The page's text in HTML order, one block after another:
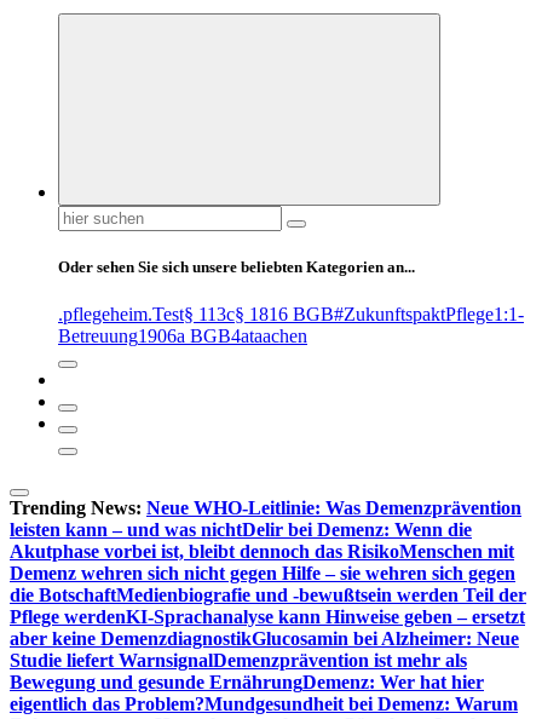
Suchen
nach:
Oder sehen Sie sich unsere beliebten Kategorien an...
.pflegeheim.Test§ 113c§ 1816 BGB#ZukunftspaktPflege1:1-
Betreuung1906a BGB4ataachen
Trending News: Neue WHO-Leitlinie: Was Demenzprävention
leisten kann – und was nichtDelir bei Demenz: Wenn die
Akutphase vorbei ist, bleibt dennoch das RisikoMenschen mit
Demenz wehren sich nicht gegen Hilfe – sie wehren sich gegen
die BotschaftMedienbiografie und -bewußtsein werden Teil der
Pflege werdenKI-Sprachanalyse kann Hinweise geben – ersetzt
aber keine DemenzdiagnostikGlucosamin bei Alzheimer: Neue
Studie liefert WarnsignalDemenzprävention ist mehr als
Bewegung und gesunde ErnährungDemenz: Wer hat hier
eigentlich das Problem?Mundgesundheit bei Demenz: Warum